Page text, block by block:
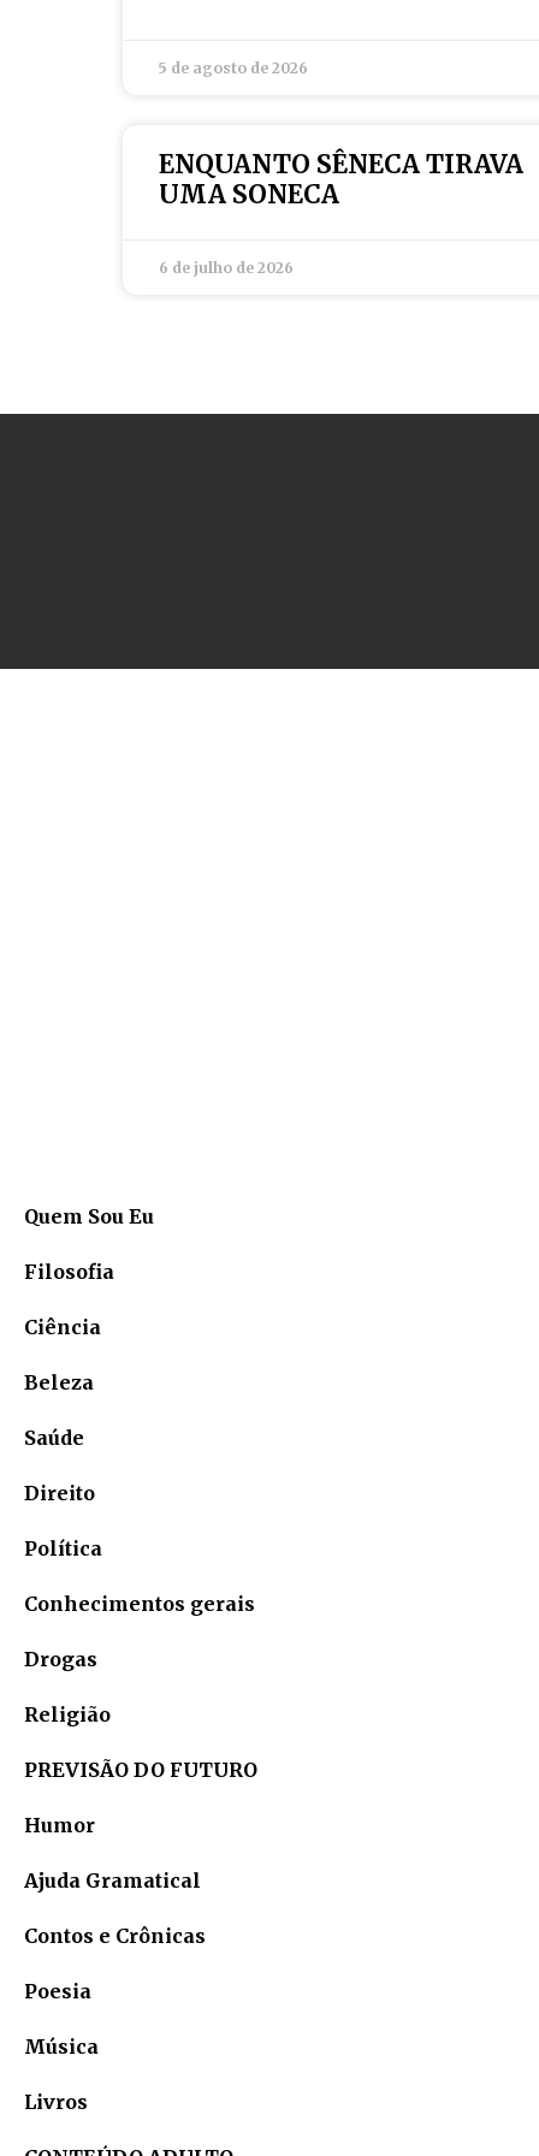
5 de agosto de 2026
ENQUANTO SÊNECA TIRAVA
UMA SONECA
6 de julho de 2026
Quem Sou Eu
Filosofia
Ciência
Beleza
Saúde
Direito
Política
Conhecimentos gerais
Drogas
Religião
PREVISÃO DO FUTURO
Humor
Ajuda Gramatical
Contos e Crônicas
Poesia
Música
Livros